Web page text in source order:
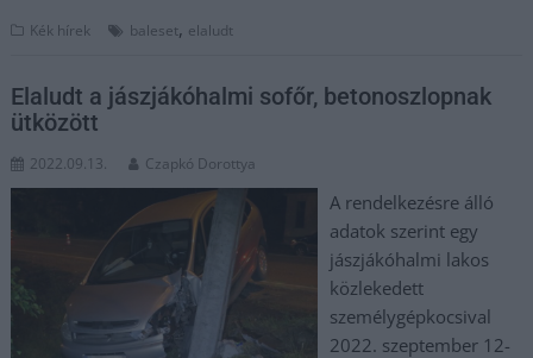
Kék hírek baleset, elaludt
Elaludt a jászjákóhalmi sofőr, betonoszlopnak
ütközött
2022.09.13. Czapkó Dorottya
A rendelkezésre álló
adatok szerint egy
jászjákóhalmi lakos
közlekedett
személygépkocsival
2022. szeptember 12-